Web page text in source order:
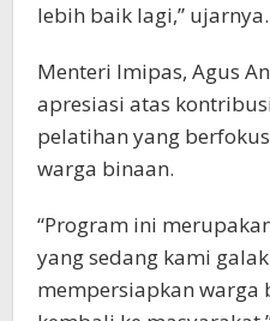
lebih baik lagi,” ujarnya.
Menteri Imipas, Agus
apresiasi atas
pelatihan yang
warga binaan.
“Program ini
yang sedang kami
mempersiapkan warga